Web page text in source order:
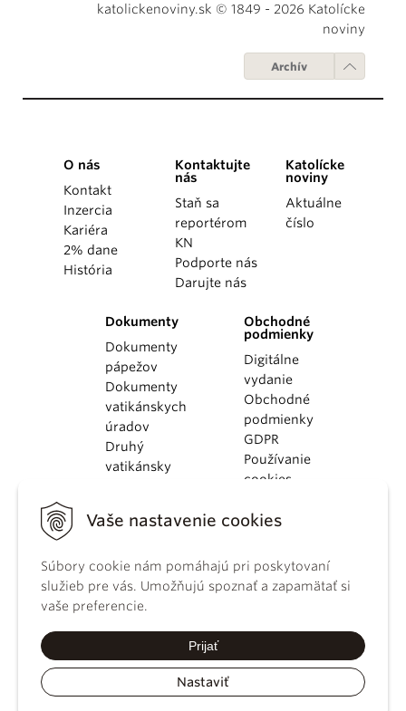
Vaše nastavenie cookies
Súbory cookie nám pomáhajú pri poskytovaní
služieb pre vás. Umožňujú spoznať a zapamätať si
vaše preferencie.
Prijať
Nastaviť
katolickenoviny.sk © 1849 - 2026 Katolícke
noviny
Archív
O nás
Kontakt
Inzercia
Kariéra
2% dane
História
Kontaktujte
nás
Staň sa
reportérom
KN
Podporte nás
Darujte nás
Katolícke
noviny
Aktuálne
číslo
Dokumenty
Dokumenty
pápežov
Dokumenty
vatikánskych
úradov
Druhý
vatikánsky
KBS
kánonického
práva
Katechizmus
Obchodné
podmienky
Digitálne
vydanie
Obchodné
podmienky
GDPR
Používanie
cookies